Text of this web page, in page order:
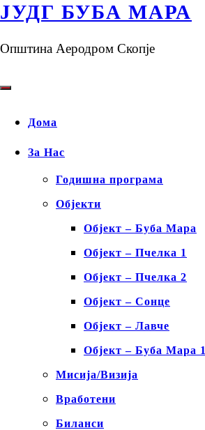
ЈУДГ БУБА МАРА
Општина Аеродром Скопје
Дома
За Нас
Годишна програма
Објекти
Објект – Буба Мара
Објект – Пчелка 1
Објект – Пчелка 2
Објект – Сонце
Објект – Лавче
Објект – Буба Мара 1
Мисија/Визија
Вработени
Биланси